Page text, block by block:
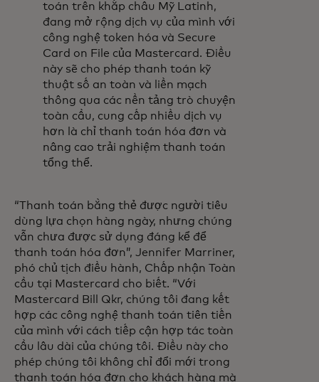
toán trên khắp châu Mỹ Latinh,
đang mở rộng dịch vụ của mình với
công nghệ token hóa và Secure
Card on File của Mastercard. Điều
này sẽ cho phép thanh toán kỹ
thuật số an toàn và liền mạch
thông qua các nền tảng trò chuyện
toàn cầu, cung cấp nhiều dịch vụ
hơn là chỉ thanh toán hóa đơn và
nâng cao trải nghiệm thanh toán
tổng thể.
“Thanh toán bằng thẻ được người tiêu
dùng lựa chọn hàng ngày, nhưng chúng
vẫn chưa được sử dụng đáng kể để
thanh toán hóa đơn”, Jennifer Marriner,
phó chủ tịch điều hành, Chấp nhận Toàn
cầu tại Mastercard cho biết. “Với
Mastercard Bill Qkr, chúng tôi đang kết
hợp các công nghệ thanh toán tiên tiến
của mình với cách tiếp cận hợp tác toàn
cầu lâu dài của chúng tôi. Điều này cho
phép chúng tôi không chỉ đổi mới trong
thanh toán hóa đơn cho khách hàng mà